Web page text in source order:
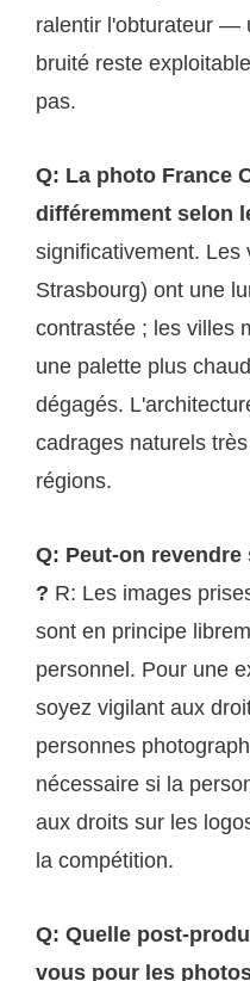
ralentir l'obturateur —
bruité reste
pas.
Q: La photo France
différemment selon
significativement. Les
Strasbourg) ont une
contrastée ; les villes
une palette plus
dégagés.
cadrages naturels
régions.
Q: Peut-on
? R: Les images
sont en principe
personnel. Pour une
soyez vigilant aux
personnes
nécessaire si la
aux droits sur les
la compétition.
Q: Quelle post-
vous pour les